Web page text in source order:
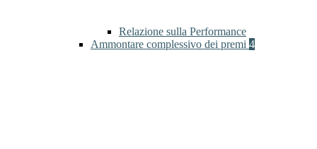
Relazione sulla Performance
Ammontare complessivo dei premi 4